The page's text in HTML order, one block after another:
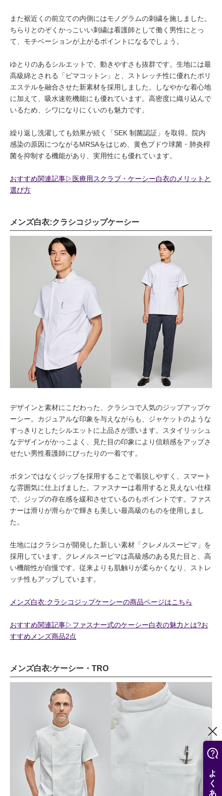
また裾近くの前立ての内側にはモノグラムの刺繍を施しました。
ちらりとのぞくかっこいい刺繍は看護師として働く男性にとっ
て、モチベーションが上がるポイントになるでしょう。
ゆとりのあるシルエットで、動きやすさも抜群です。生地には最
高級綿とされる「ピマコットン」と、ストレッチ性に優れたポリ
エステルを融合させた新素材を採用しました。しなやかな着心地
に加えて、吸水速乾機能にも優れています。高密度に織り込んで
いるため、シワになりにくいのも魅力です。
繰り返し洗濯しても効果が続く「SEK 制菌認証」を取得。院内
感染の原因につながるMRSAをはじめ、黄色ブドウ球菌・肺炎桿
菌を抑制する機能があり、実用性にも優れています。
おすすめ関連記事▷医療用スクラブ・ケーシー白衣のメリットと
選び方
メンズ白衣:クラシコジップケーシー
デザインと素材にこだわった、クラシコで人気のジップアップケ
ーシー。カジュアルな印象を与えながらも、ジャケットのような
すっきりとしたシルエットに上品さが漂います。スタイリッシュ
なデザインがかっこよく、見た目の印象により信頼感をアップさ
せたい男性看護師にぴったりの一着です。
ボタンではなくジップを採用することで着脱しやすく、スマート
な雰囲気に仕上げました。ファスナーは着用すると見えない仕様
で、ジップの存在感を緩和させているのもポイントです。ファス
ナーは滑りが滑らかで輝きも美しい最高級のものを使用しまし
た。
生地にはクラシコが開発した新しい素材「クレメルスーピマ」を
採用しています。クレメルスーピマは高級感のある見た目と、高
い機能性が自慢です。従来よりも肌触りが柔らかくなり、ストレ
ッチ性もアップしています。
メンズ白衣:クラシコジップケーシーの商品ページはこちら
おすすめ関連記事▷ファスナー式のケーシー白衣の魅力とは?お
すすめメンズ商品2点
メンズ白衣:ケーシー・TRO